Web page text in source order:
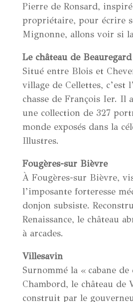
Pierre de Ronsard,
propriétaire, pour écrire
Mignonne, allons voir si la
Le château de Beauregard
Situé entre Blois et
village de Cellettes, c’est
chasse de François Ier. Il
une collection de 327
monde exposés dans la
Illustres.
Fougères-sur Bièvre
À Fougères-sur Bièvre,
l’imposante forteresse
donjon subsiste.
Renaissance, le château
à arcades.
Villesavin
Surnommé la « cabane
Chambord, le château de
construit par le